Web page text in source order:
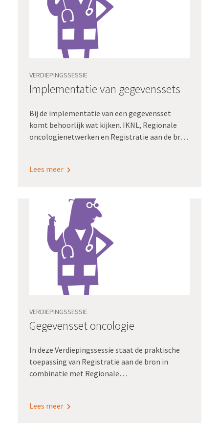
VERDIEPINGSSESSIE
Implementatie van gegevenssets
Bij de implementatie van een gegevensset
komt behoorlijk wat kijken. IKNL, Regionale
oncologienetwerken en Registratie aan de bron
te maken.
Lees meer
VERDIEPINGSSESSIE
Gegevensset oncologie
In deze Verdiepingssessie staat de praktische
toepassing van Registratie aan de bron in
combinatie met Regionale
bij Registratie aan de bron, presenteren
Lees meer